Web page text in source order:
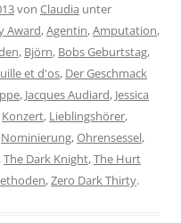
von Claudia unter
Award,Agentin,Amputation,
, Björn, Bobs Geburtstag,
et d'os, Der Geschmack
, Jacques Audiard, Jessica
Konzert, Lieblingshörer,
Nominierung,Ohrensessel,
,The Dark Knight,The Hurt
,Zero Dark Thirty.